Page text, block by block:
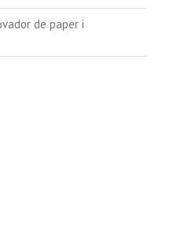
de paper i